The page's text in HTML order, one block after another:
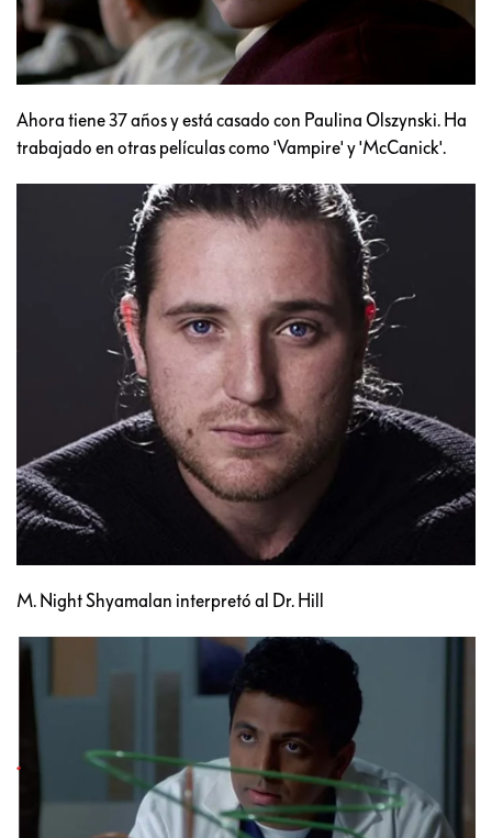
Ahora tiene 37 años y está casado con Paulina Olszynski. Ha
trabajado en otras películas como 'Vampire' y 'McCanick'.
M. Night Shyamalan interpretó al Dr. Hill